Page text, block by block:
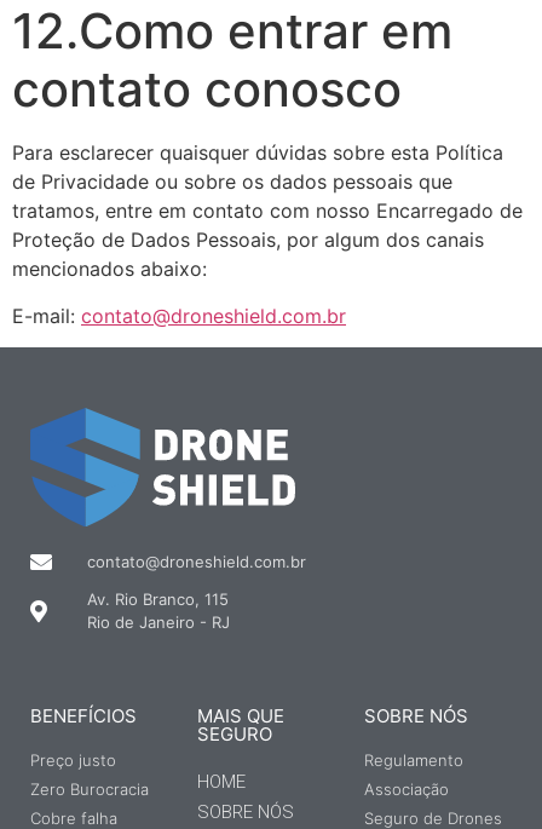
12.Como entrar em
contato conosco
Para esclarecer quaisquer dúvidas sobre esta Política
de Privacidade ou sobre os dados pessoais que
tratamos, entre em contato com nosso Encarregado de
Proteção de Dados Pessoais, por algum dos canais
mencionados abaixo:
E-mail: contato@droneshield.com.br
contato@droneshield.com.br
Av. Rio Branco, 115
Rio de Janeiro - RJ
BENEFÍCIOS
Preço justo
Zero Burocracia
Cobre falha
MAIS QUE
SEGURO
HOME
SOBRE NÓS
SOBRE NÓS
Regulamento
Associação
Seguro de Drones